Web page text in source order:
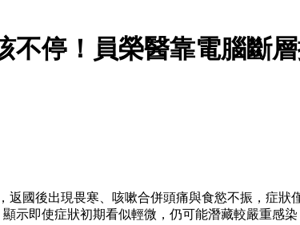
不停！員榮醫靠電腦斷
返國後出現畏寒、咳嗽合併頭痛與食慾不振，症
示即使症狀初期看似輕微，仍可能潛藏較嚴重感